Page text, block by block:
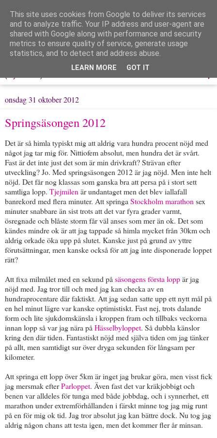
Löpning & Livet
Mitt liv, mina tankar & min träning
▼
onsdag 31 oktober 2012
Springsäsongen 2012
Det är så himla typiskt mig att aldrig vara hundra procent nöjd med
något jag tar mig för. Nittiofem absolut, men hundra det är svårt.
Fast är det inte just det som är min drivkraft? Strävan efter
utveckling? Jo. Med springsäsongen 2012 är jag nöjd. Men inte helt
nöjd. Det får nog klassas som ganska bra att persa på i stort sett
samtliga lopp. Tjejmilen är undantaget men det blev iallafall
banrekord med flera minuter. Att springa Stockholm marathon sex
minuter snabbare än sist trots att det var fyra grader varmt,
ösregnade och blåste storm får väl anses som mer än ok. Det som
kändes mindre ok är att jag tappade så himla mycket från 30km och
aldrig orkade öka upp på slutet. Kanske just på grund av yttre
förutsättningar, men kanske också för att jag inte disponerade loppet
rätt?
Att fixa milmålet med en sekund på säsongens första loppär jag
nöjd med. Jag tror till och med jag kan checka av en
hundraprocentare där faktiskt. Att jag sedan satte upp ett nytt mål på
en hel minut lägre var kanske optimistiskt. Fast nej, trots dalande
form och lite sjukdomskänsla i kroppen fram och tillbaks veckorna
innan lopp så var jag nära på Hässelbyloppet. Så dubbla känslor
kring den där tiden. Fantastiskt nöjd med själva tiden om jag tänker
på allt, men samtidigt sur över dryga sekunden för långsam per
kilometer.
Att springa ett lopp över 5km är inget jag brukar göra, men visst fick
jag mersmak efterParloppet. Även fast det var kräkjobbigt och
benen var alldeles för tunga med både jobbdag, och i synnerhet, ett
marathon under extremförhållanden i färskt minne tog jag mig runt
på en för mig ok tid. Jag tror absolut jag kan bättre dock. Nu tog jag
aldrig någon chans att testa igen, men det kommer fler år minsan.
This site uses cookies from Google to deliver its services
and to analyze traffic. Your IP address and user-agent are
shared with Google along with performance and security
metrics to ensure quality of service, generate usage
statistics, and to detect and address abuse.
LEARN MORE GOT IT